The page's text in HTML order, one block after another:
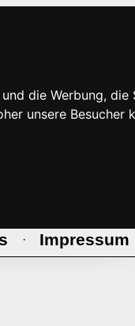
die Werbung, die
unsere Besucher
· Impressum